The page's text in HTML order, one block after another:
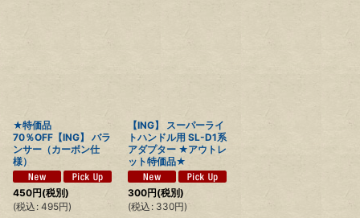
★特価品
70％OFF【ING】 バラ
ンサー（カーボン仕
様）
450円(税別)
(税込 : 495円)
【ING】 スーパーライ
トハンドル用 SL-D1系
アダプター ★アウトレ
ット特価品★
300円(税別)
(税込 : 330円)